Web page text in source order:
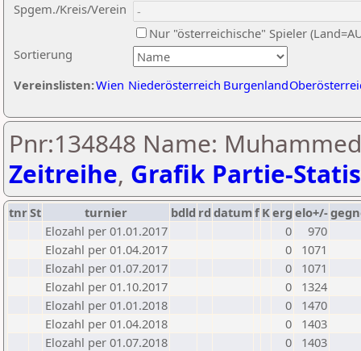
Sortierung
Spgem./Kreis/Verein
Nur "österreichische" Spieler
Vereinslisten:Wien Niederösterreich Burgenland
Pnr:134848 Name:
Zeitreihe, Grafik Partie-
tnrSt turnier bdld rd datumf Kerg elo+/-
Elozahl per 01.01.2017
0
970
Elozahl per 01.04.2017
0
1071
Elozahl per 01.07.2017
0
1071
Elozahl per 01.10.2017
0
1324
Elozahl per 01.01.2018
0
1470
Elozahl per 01.04.2018
0
1403
Elozahl per 01.07.2018
0
1403